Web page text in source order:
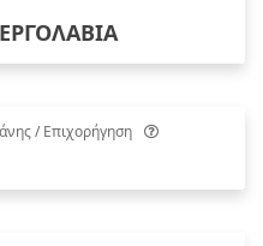
/ Επιχορήγηση